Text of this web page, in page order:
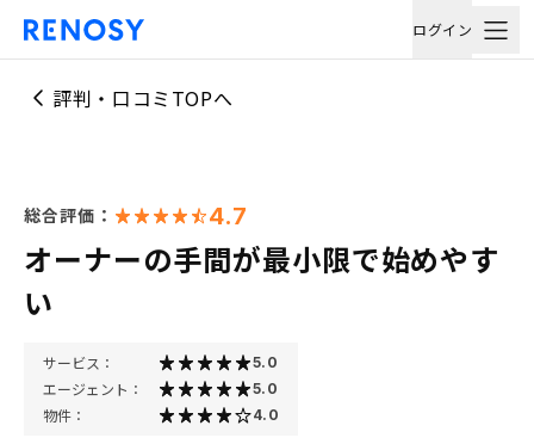
ログイン
評判・口コミTOPへ
総合評価： 4.7
オーナーの手間が最小限で始めやす
い
サービス： 5.0
エージェント： 5.0
物件： 4.0